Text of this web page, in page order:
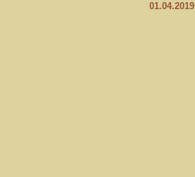
01.04.2019